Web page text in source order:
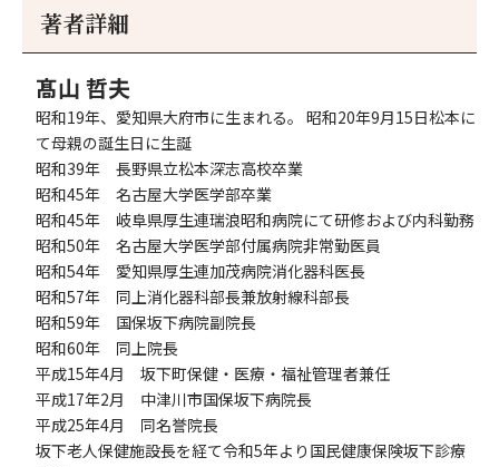
著者詳細
髙山 哲夫
昭和19年、愛知県大府市に生まれる。 昭和20年9月15日松本に
て母親の誕生日に生誕
昭和39年 長野県立松本深志高校卒業
昭和45年 名古屋大学医学部卒業
昭和45年 岐阜県厚生連瑞浪昭和病院にて研修および内科勤務
昭和50年 名古屋大学医学部付属病院非常勤医員
昭和54年 愛知県厚生連加茂病院消化器科医長
昭和57年 同上消化器科部長兼放射線科部長
昭和59年 国保坂下病院副院長
昭和60年 同上院長
平成15年4月 坂下町保健・医療・福祉管理者兼任
平成17年2月 中津川市国保坂下病院長
平成25年4月 同名誉院長
坂下老人保健施設長を経て令和5年より国民健康保険坂下診療